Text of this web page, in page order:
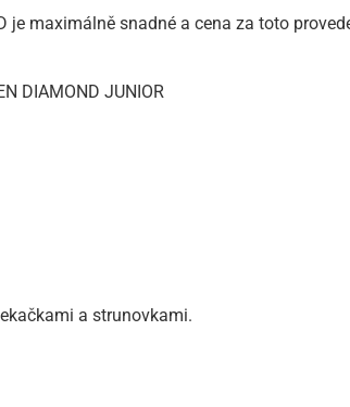
je maximálně snadné a cena za toto
DIAMOND JUNIOR
a strunovkami.